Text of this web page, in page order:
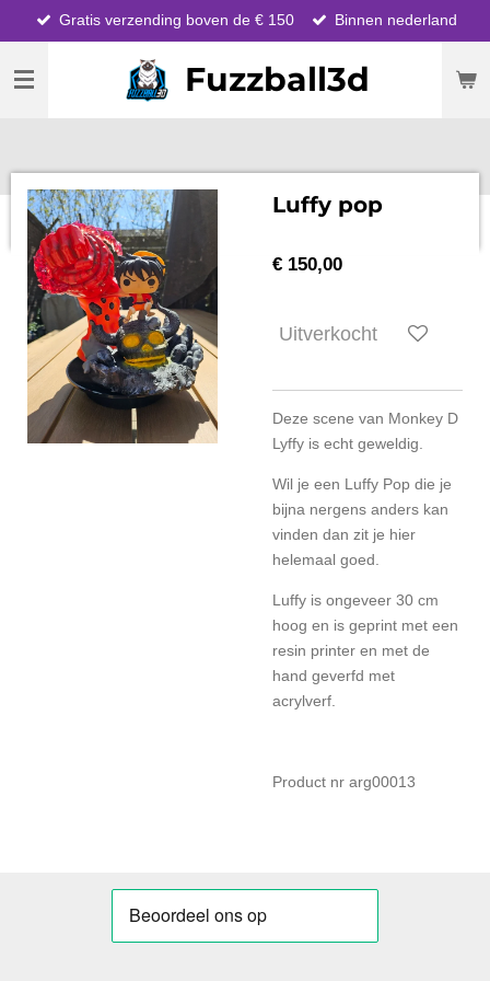
direct
naar
hoofdinhoud
Fuzzball3d
Gratis verzending boven de € 150 Binnen nederland
Luffy pop
€ 150,00
Uitverkocht
Deze scene van Monkey D
Lyffy is echt geweldig.
Wil je een Luffy Pop die je
bijna nergens anders kan
vinden dan zit je hier
helemaal goed.
Luffy is ongeveer 30 cm
hoog en is geprint met een
resin printer en met de
hand geverfd met
acrylverf.
Product nr arg00013